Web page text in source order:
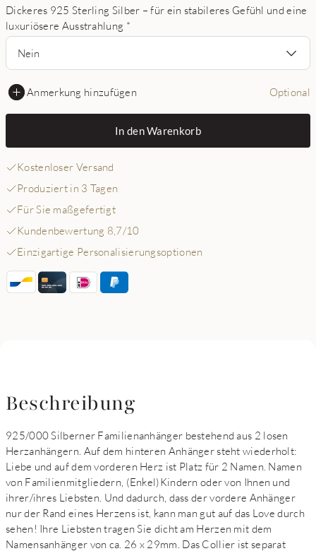
Dickeres 925 Sterling Silber – für ein stabileres Gefühl und eine
luxuriösere Ausstrahlung *
Nein
Anmerkung hinzufügen Optional
In den Warenkorb
Kostenloser Versand
Produziert in 3 Tagen
Für Sie maßgefertigt
Kundenbewertung 8,7/10
Einzigartige Personalisierungsoptionen
Beschreibung
925/000 Silberner Familienanhänger bestehend aus 2 losen
Herzanhängern. Auf dem hinteren Anhänger steht wiederholt:
Liebe und auf dem vorderen Herz ist Platz für 2 Namen. Namen
von Familienmitgliedern, (Enkel)Kindern oder von Ihnen und
ihrer/ihres Liebsten. Und dadurch, dass der vordere Anhänger
nur der Rand eines Herzens ist, kann man gut auf das Love durch
sehen! Ihre Liebsten tragen Sie dicht am Herzen mit dem
Namensanhänger von ca. 26 x 29mm. Das Collier ist separat